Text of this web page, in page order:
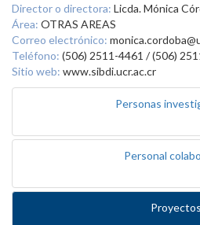
Director o directora: Licda. Mónica
Área: OTRAS AREAS
Correo electrónico:
Teléfono: (506) 2511-4461 / (506)
Sitio web: www.sibdi.ucr.ac.cr
Personas
Personal
Proyectos